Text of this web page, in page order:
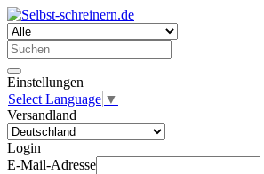
Einstellungen
Select Language ▼
Versandland
Login
E-Mail-Adresse